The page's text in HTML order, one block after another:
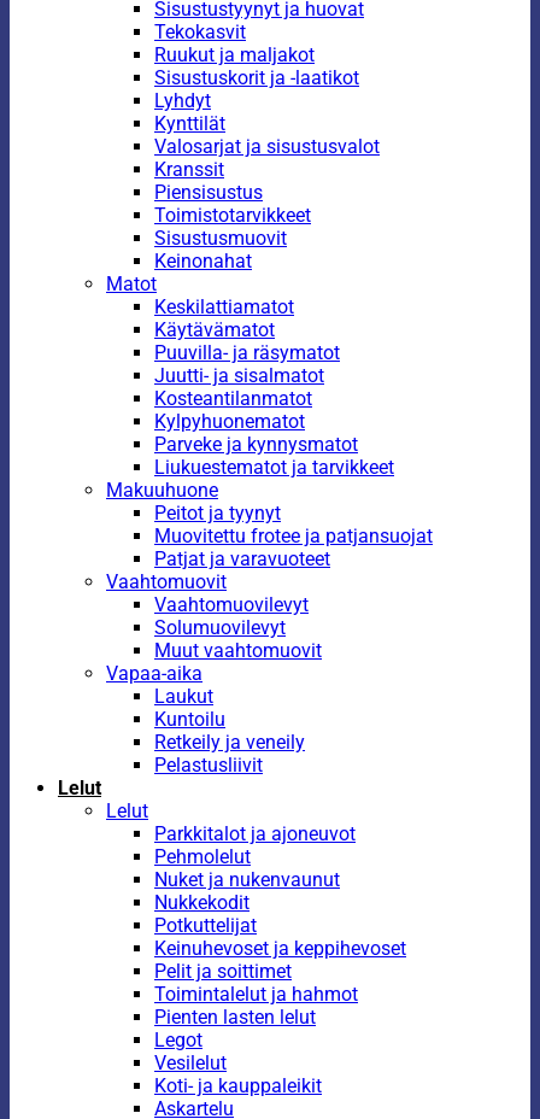
Sisustustyynyt ja huovat
Tekokasvit
Ruukut ja maljakot
Sisustuskorit ja -laatikot
Lyhdyt
Kynttilät
Valosarjat ja sisustusvalot
Kranssit
Piensisustus
Toimistotarvikkeet
Sisustusmuovit
Keinonahat
Matot
Keskilattiamatot
Käytävämatot
Puuvilla- ja räsymatot
Juutti- ja sisalmatot
Kosteantilanmatot
Kylpyhuonematot
Parveke ja kynnysmatot
Liukuestematot ja tarvikkeet
Makuuhuone
Peitot ja tyynyt
Muovitettu frotee ja patjansuojat
Patjat ja varavuoteet
Vaahtomuovit
Vaahtomuovilevyt
Solumuovilevyt
Muut vaahtomuovit
Vapaa-aika
Laukut
Kuntoilu
Retkeily ja veneily
Pelastusliivit
Lelut
Lelut
Parkkitalot ja ajoneuvot
Pehmolelut
Nuket ja nukenvaunut
Nukkekodit
Potkuttelijat
Keinuhevoset ja keppihevoset
Pelit ja soittimet
Toimintalelut ja hahmot
Pienten lasten lelut
Legot
Vesilelut
Koti- ja kauppaleikit
Askartelu